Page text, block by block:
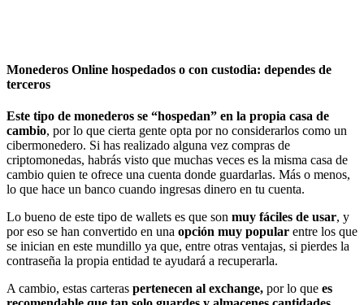
Monederos Online hospedados o con custodia: dependes de
terceros
Este tipo de monederos se “hospedan” en la propia casa de
cambio, por lo que cierta gente opta por no considerarlos como un
cibermonedero. Si has realizado alguna vez compras de
criptomonedas, habrás visto que muchas veces es la misma casa de
cambio quien te ofrece una cuenta donde guardarlas. Más o menos,
lo que hace un banco cuando ingresas dinero en tu cuenta.
Lo bueno de este tipo de wallets es que son muy fáciles de usar, y
por eso se han convertido en una opción muy popular entre los que
se inician en este mundillo ya que, entre otras ventajas, si pierdes la
contraseña la propia entidad te ayudará a recuperarla.
A cambio, estas carteras pertenecen al exchange, por lo que es